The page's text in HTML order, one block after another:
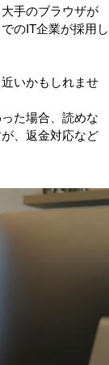
手のブラウザが
のIT企業が採用し
いかもしれませ
た場合、読めな
、返金対応など